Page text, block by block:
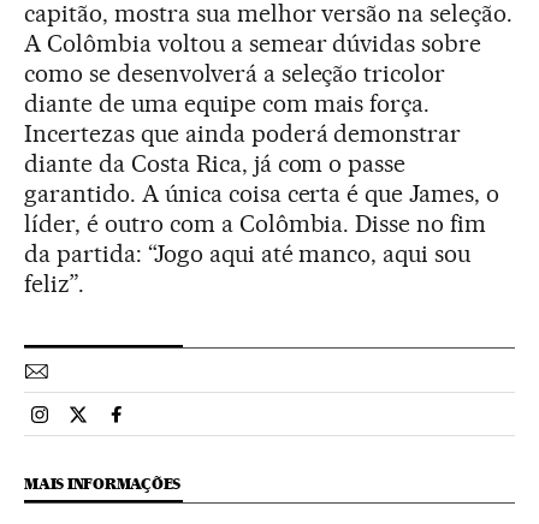
capitão, mostra sua melhor versão na seleção.
A Colômbia voltou a semear dúvidas sobre
como se desenvolverá a seleção tricolor
diante de uma equipe com mais força.
Incertezas que ainda poderá demonstrar
diante da Costa Rica, já com o passe
garantido. A única coisa certa é que James, o
líder, é outro com a Colômbia. Disse no fim
da partida: “Jogo aqui até manco, aqui sou
feliz”.
Esportes El País Brasil en Instagram
Esportes El País Brasil en Twitter
Esportes El País Brasil en Facebook
MAIS INFORMAÇÕES